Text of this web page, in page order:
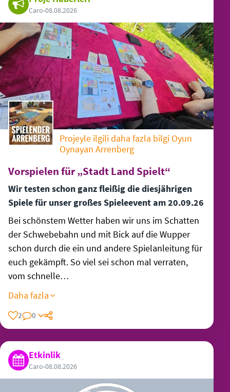
Caro•08.08.2026
Projeyle ilgili daha fazla bilgi Oyun
Oynayan Arrenberg
Vorspielen für „Stadt Land Spielt“
Wir testen schon ganz fleißig die diesjährigen
Spiele für unser großes Spieleevent am 20.09.26
Bei schönstem Wetter haben wir uns im Schatten
der Schwebebahn und mit Bick auf die Wupper
schon durch die ein und andere Spielanleitung für
euch gekämpft. So viel sei schon mal verraten,
vom schnelle…
Daha fazla
2 0
Etkinlik
Caro•08.08.2026